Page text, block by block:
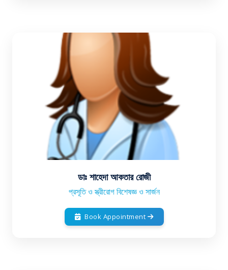
ডাঃ শাহেদা আকতার রোজী
প্রসূতি ও স্ত্রীরোগ বিশেষজ্ঞ ও সার্জন
Book Appointment